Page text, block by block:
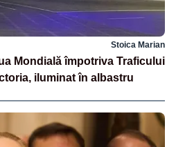
Stoica Marian
Mondială împotriva Traficului
iluminat în albastru